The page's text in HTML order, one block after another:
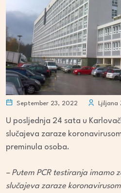
September 23, 2022 Ljiljana
U posljednja 24 sata u
slučajeva zaraze
preminula osoba.
– Putem PCR testiranja imamo
slučajeva zaraze